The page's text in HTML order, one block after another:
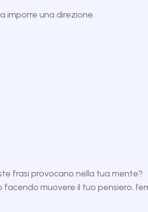
imporre una direzione.
frasi provocano nella tua mente?
muovere il tuo pensiero,